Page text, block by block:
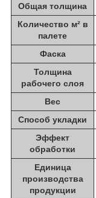
Общая толщина
Количество м² в
палете
Фаска
Толщина
рабочего слоя
Вес
Способ укладки
Эффект
обработки
Единица
производства
продукции